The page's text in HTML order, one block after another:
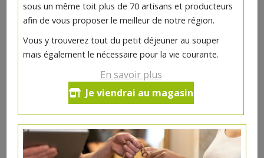
sous un même toit plus de 70 artisans et producteurs
afin de vous proposer le meilleur de notre région.
Vous y trouverez tout du petit déjeuner au souper
mais également le nécessaire pour la vie courante.
En savoir plus
Je viendrai au magasin
Huile caméline bio 250ml
VAJRA 10.62€/pc
- 1 +